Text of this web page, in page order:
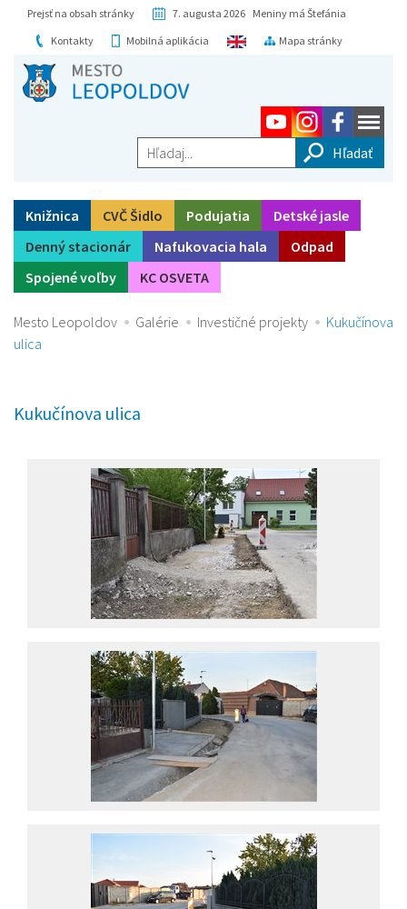
Prejsť na obsah stránky
7. augusta 2026 Meniny má Štefánia
Kontakty
Mobilná aplikácia Mapa stránky
Hľadaj...
Knižnica CVČ Šidlo Podujatia
Detské jasle
Denný stacionár
Nafukovacia hala
Odpad
Spojené voľby
KC OSVETA
Mesto Leopoldov Galérie Investičné projekty
Kukučínova
ulica
Kukučínova ulica